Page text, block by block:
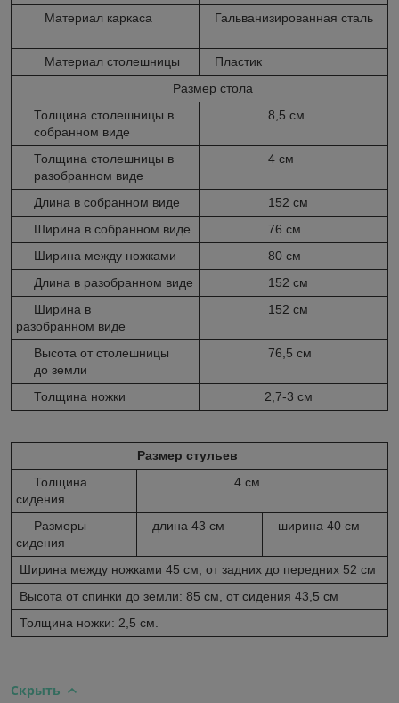
Материал каркаса
Гальванизированная сталь
Материал столешницы
Пластик
Размер стола
Толщина столешницы в
собранном виде
8,5 см
Толщина столешницы в
разобранном виде
4 см
Длина в собранном виде
152 см
Ширина в собранном виде
76 см
Ширина между ножками
80 см
Длина в разобранном виде
152 см
Ширина в
разобранном виде
152 см
Высота от столешницы
до земли
76,5 см
Толщина ножки 2,7-3 cм
Размер стульев
Толщина
сидения
4 см
Размеры
сидения
длина 43 см ширина 40 см
Ширина между ножками 45 см, от задних до передних 52 см
Высота от спинки до земли: 85 см, от сидения 43,5 см
Толщина ножки: 2,5 cм.
Скрыть